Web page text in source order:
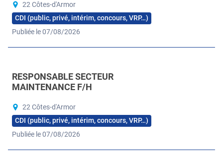
22 Côtes-d'Armor
CDI (public, privé, intérim, concours, VRP…)
Publiée le 07/08/2026
RESPONSABLE SECTEUR
MAINTENANCE F/H
22 Côtes-d'Armor
CDI (public, privé, intérim, concours, VRP…)
Publiée le 07/08/2026